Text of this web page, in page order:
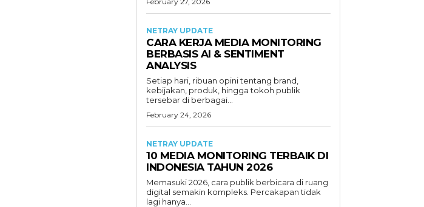
NETRAY UPDATE
CARA KERJA MEDIA MONITORING
BERBASIS AI & SENTIMENT
ANALYSIS
Setiap hari, ribuan opini tentang brand,
kebijakan, produk, hingga tokoh publik
tersebar di berbagai...
February 24, 2026
NETRAY UPDATE
10 MEDIA MONITORING TERBAIK DI
INDONESIA TAHUN 2026
Memasuki 2026, cara publik berbicara di ruang
digital semakin kompleks. Percakapan tidak
lagi hanya...